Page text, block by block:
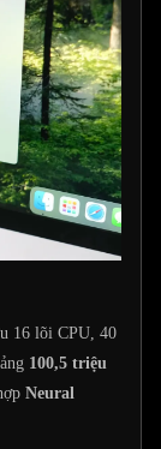
16 lõi CPU, 40
100,5 triệu
Neural